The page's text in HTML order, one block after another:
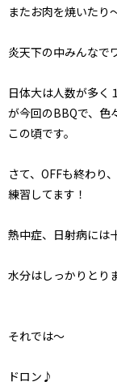
またお肉を焼いたり
炎天下の中みんなで
日体大は人数が多く
が今回のBBQで、色
この頃です。
さて、OFFも終わり
練習してます！
熱中症、日射病には
水分はしっかりとり
それでは～
ドロン♪